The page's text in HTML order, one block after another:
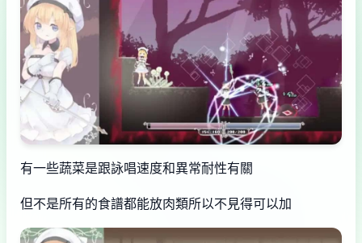
有一些蔬菜是跟詠唱速度和異常耐性有關
但不是所有的食譜都能放肉類所以不見得可以加